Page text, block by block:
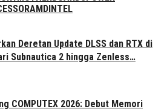
AMD INTEL
Deretan Update DLSS dan RTX di
Subnautica 2 hingga Zenless…
COMPUTEX 2026: Debut Memori